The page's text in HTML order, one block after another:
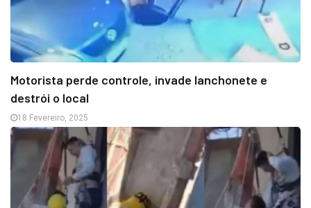
Motorista perde controle, invade lanchonete e
destrói o local
18 Fevereiro, 2025